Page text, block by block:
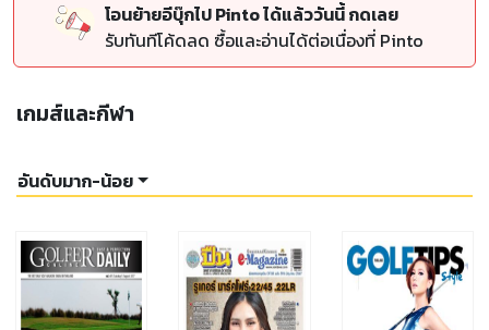
โอนย้ายอีบุ๊กไป Pinto ได้แล้ววันนี้ กดเลย
รับทันทีโค้ดลด ซื้อและอ่านได้ต่อเนื่องที่ Pinto
เกมส์และกีฬา
อันดับมาก-น้อย